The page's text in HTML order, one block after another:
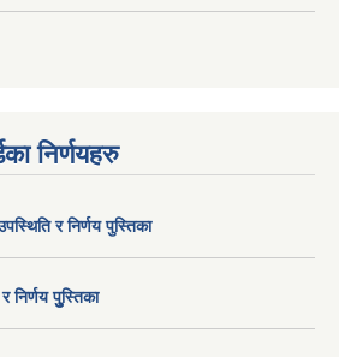
निर्णयहरु
र निर्णय पुस्तिका
निर्णय पुु्स्तिका